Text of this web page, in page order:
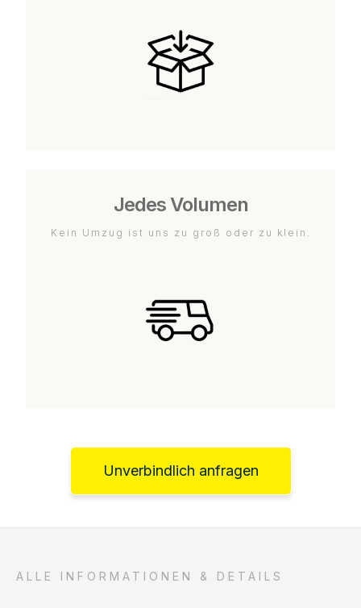
Jedes Volumen
Kein Umzug ist uns zu groß oder zu klein.
Unverbindlich anfragen
ALLE INFORMATIONEN & DETAILS